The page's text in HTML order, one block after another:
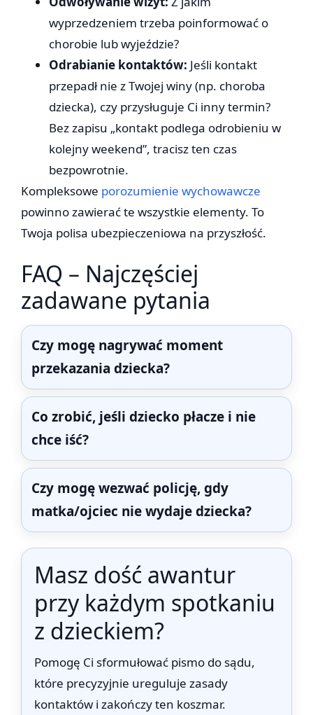
wyprzedzeniem trzeba poinformować o
chorobie lub wyjeździe?
Odrabianie kontaktów: Jeśli kontakt
przepadł nie z Twojej winy (np. choroba
dziecka), czy przysługuje Ci inny termin?
Bez zapisu „kontakt podlega odrobieniu w
kolejny weekend”, tracisz ten czas
bezpowrotnie.
Kompleksowe porozumienie wychowawcze
powinno zawierać te wszystkie elementy. To
Twoja polisa ubezpieczeniowa na przyszłość.
FAQ – Najczęściej
zadawane pytania
Czy mogę nagrywać moment
przekazania dziecka?
Co zrobić, jeśli dziecko płacze i nie
chce iść?
Czy mogę wezwać policję, gdy
matka/ojciec nie wydaje dziecka?
Masz dość awantur
przy każdym spotkaniu
z dzieckiem?
Pomogę Ci sformułować pismo do sądu,
które precyzyjnie ureguluje zasady
kontaktów i zakończy ten koszmar.